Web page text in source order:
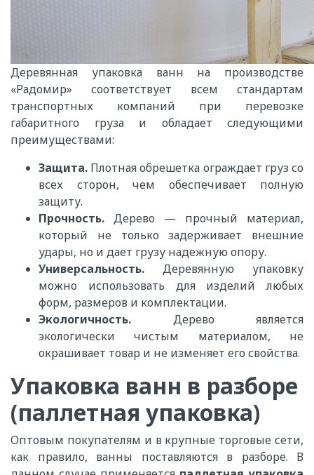
Деревянная упаковка ванн на производстве
«Радомир» соответствует всем стандартам
транспортных компаний при перевозке
габаритного груза и обладает следующими
преимуществами:
Защита. Плотная обрешетка ограждает груз со
всех сторон, чем обеспечивает полную
защиту.
Прочность. Дерево — прочный материал,
который не только задерживает внешние
удары, но и дает грузу надежную опору.
Универсальность. Деревянную упаковку
можно использовать для изделий любых
форм, размеров и комплектации.
Экологичность. Дерево является
экологически чистым материалом, не
окрашивает товар и не изменяет его свойства.
Упаковка ванн в разборе
(паллетная упаковка)
Оптовым покупателям и в крупные торговые сети,
как правило, ванны поставляются в разборе. В